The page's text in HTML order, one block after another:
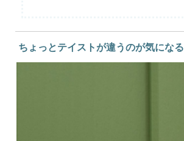
ちょっとテイストが違うのが気になる